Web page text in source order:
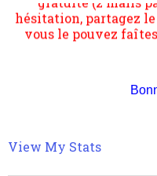
s'occupe plus
transformation dans
suivant la pensée du
quantique, résolvant la
articles pour être apte
vous le pouvez
View My Stats